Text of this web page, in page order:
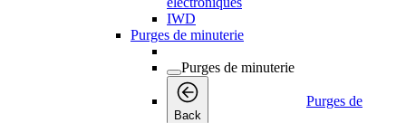
IWD
Purges de minuterie
Purges de minuterie
Back
Purges de